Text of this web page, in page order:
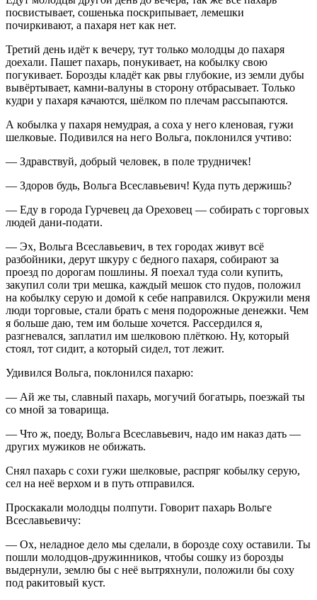
посвистывает, сошенька поскрипывает, лемешки
почиркивают, а пахаря нет как нет.
Третий день идёт к вечеру, тут только молодцы до пахаря
доехали. Пашет пахарь, понукивает, на кобылку свою
погукивает. Борозды кладёт как рвы глубокие, из земли дубы
вывёртывает, камни-валуны в сторону отбрасывает. Только
кудри у пахаря качаются, шёлком по плечам рассыпаются.
А кобылка у пахаря немудрая, а соха у него кленовая, гужи
шелковые. Подивился на него Вольга, поклонился учтиво:
— Здравствуй, добрый человек, в поле трудничек!
— Здоров будь, Вольга Всеславьевич! Куда путь держишь?
— Еду в города Гурчевец да Ореховец — собирать с торговых
людей дани-подати.
— Эх, Вольга Всеславьевич, в тех городах живут всё
разбойники, дерут шкуру с бедного пахаря, собирают за
проезд по дорогам пошлины. Я поехал туда соли купить,
закупил соли три мешка, каждый мешок сто пудов, положил
на кобылку серую и домой к себе направился. Окружили меня
люди торговые, стали брать с меня подорожные денежки. Чем
я больше даю, тем им больше хочется. Рассердился я,
разгневался, заплатил им шелковою плёткою. Ну, который
стоял, тот сидит, а который сидел, тот лежит.
Удивился Вольга, поклонился пахарю:
— Ай же ты, славный пахарь, могучий богатырь, поезжай ты
со мной за товарища.
— Что ж, поеду, Вольга Всеславьевич, надо им наказ дать —
других мужиков не обижать.
Снял пахарь с сохи гужи шелковые, распряг кобылку серую,
сел на неё верхом и в путь отправился.
Проскакали молодцы полпути. Говорит пахарь Вольге
Всеславьевичу:
— Ох, неладное дело мы сделали, в борозде соху оставили. Ты
пошли молодцов-дружинников, чтобы сошку из борозды
выдернули, землю бы с неё вытряхнули, положили бы соху
под ракитовый куст.